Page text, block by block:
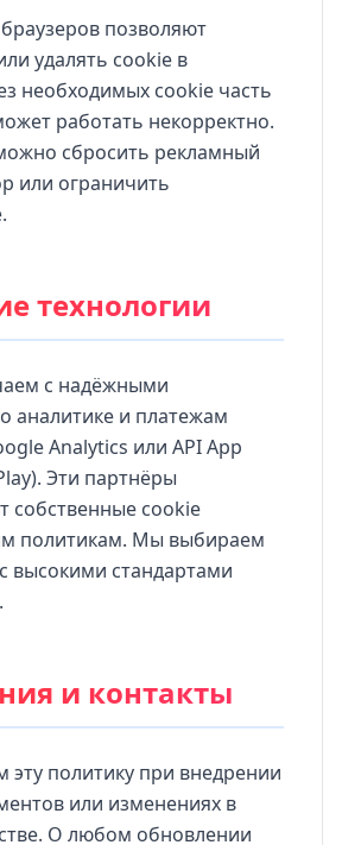
позволяют
удалять cookie в
необходимых cookie часть
работать некорректно.
сбросить рекламный
или ограничить
технологии
с надёжными
аналитике и платежам
Analytics или API App
Эти партнёры
собственные cookie
политикам. Мы выбираем
высокими стандартами
и контакты
политику при внедрении
или изменениях в
О любом обновлении